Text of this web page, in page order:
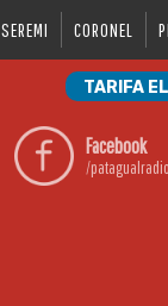
SEREMI CORONEL
TARIFA
Facebook
/